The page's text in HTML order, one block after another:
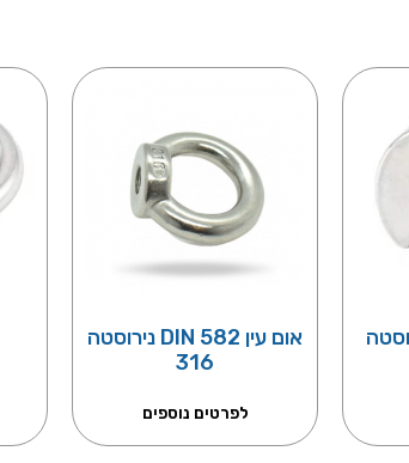
אום עין DIN 582 נירוסטה
316
לפרטים נוספים